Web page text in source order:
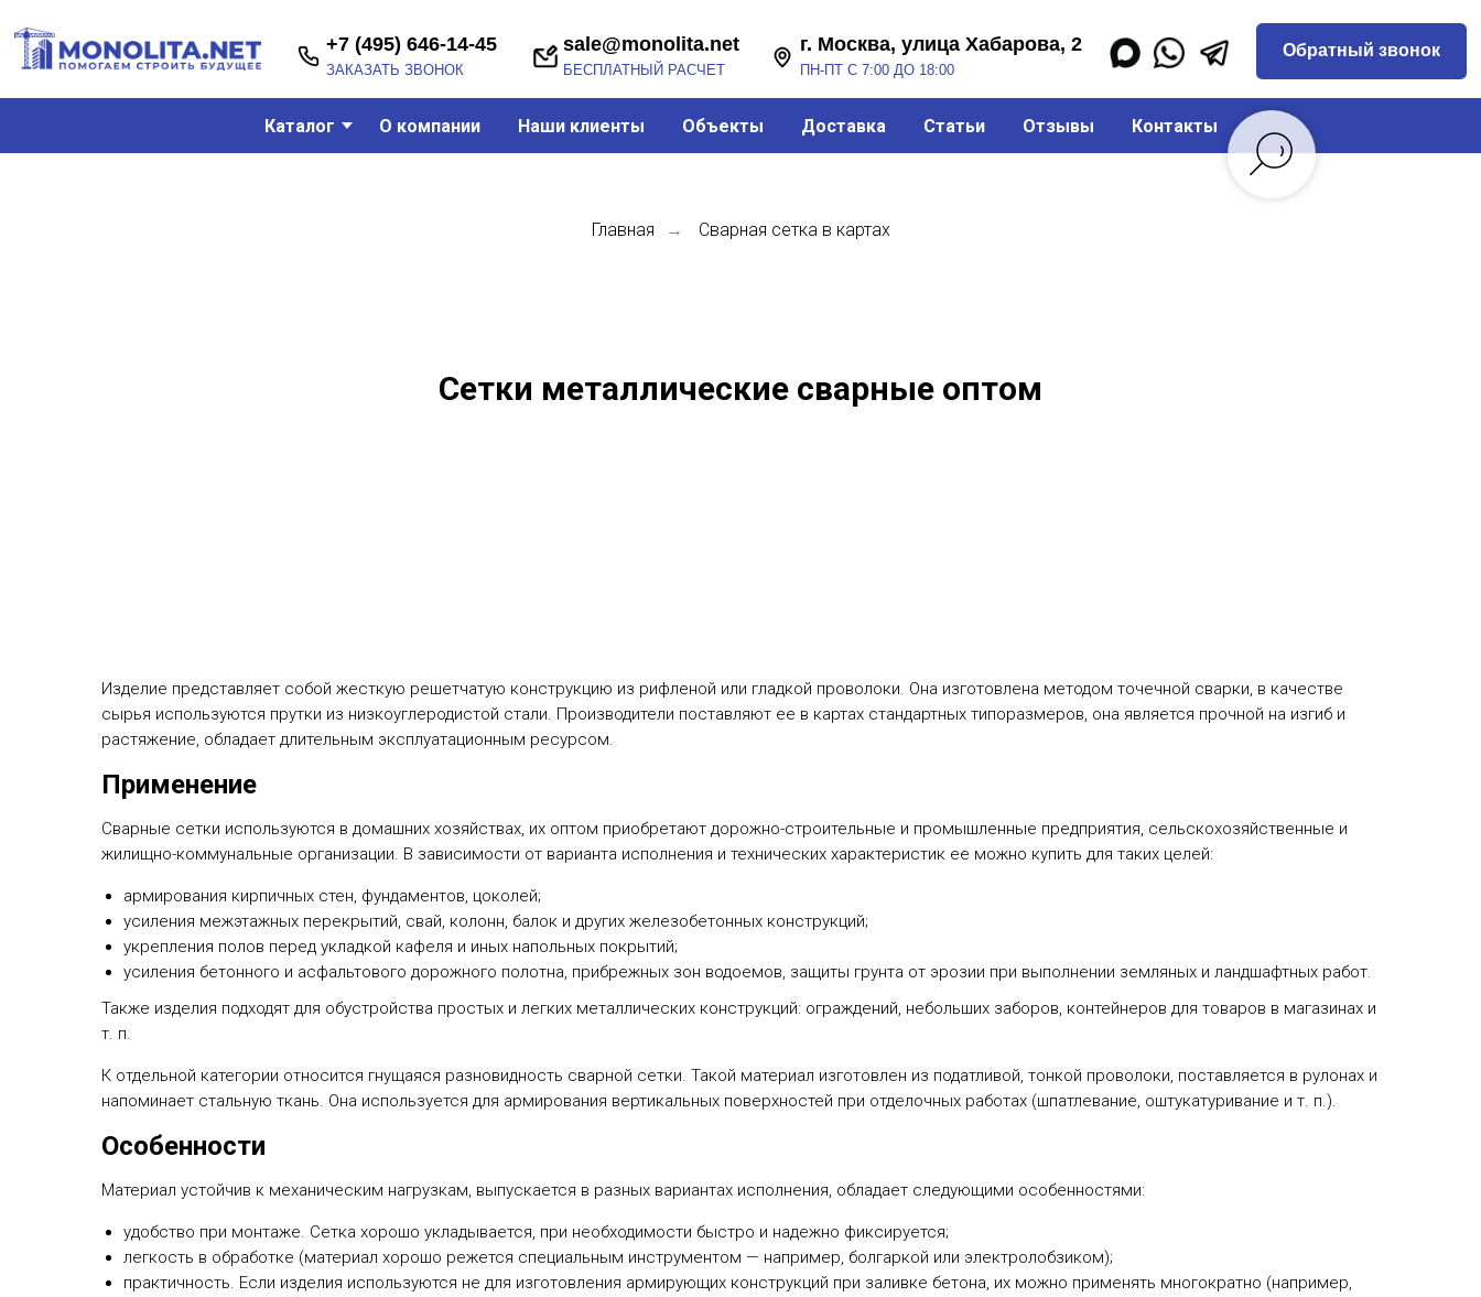
г. Москва, улица Хабарова, 2 Обратный звонок
ПН-ПТ С 7:00 ДО 18:00
+7 (495) 646-14-45
ЗАКАЗАТЬ ЗВОНОК БЕСПЛАТНЫЙ РАСЧЕТ
sale@monolita.net
Каталог О компании Наши клиенты Объекты Доставка Статьи Отзывы Контакты
Главная → Сварная сетка в картах
Сетки металлические сварные оптом
Изделие представляет собой жесткую решетчатую конструкцию из рифленой или гладкой проволоки. Она изготовлена методом точечной сварки, в качестве
сырья используются прутки из низкоуглеродистой стали. Производители поставляют ее в картах стандартных типоразмеров, она является прочной на изгиб и
растяжение, обладает длительным эксплуатационным ресурсом.
Применение
Сварные сетки используются в домашних хозяйствах, их оптом приобретают дорожно-строительные и промышленные предприятия, сельскохозяйственные и
жилищно-коммунальные организации. В зависимости от варианта исполнения и технических характеристик ее можно купить для таких целей:
армирования кирпичных стен, фундаментов, цоколей;
усиления межэтажных перекрытий, свай, колонн, балок и других железобетонных конструкций;
укрепления полов перед укладкой кафеля и иных напольных покрытий;
усиления бетонного и асфальтового дорожного полотна, прибрежных зон водоемов, защиты грунта от эрозии при выполнении земляных и ландшафтных работ.
Также изделия подходят для обустройства простых и легких металлических конструкций: ограждений, небольших заборов, контейнеров для товаров в магазинах и
т. п.
К отдельной категории относится гнущаяся разновидность сварной сетки. Такой материал изготовлен из податливой, тонкой проволоки, поставляется в рулонах и
напоминает стальную ткань. Она используется для армирования вертикальных поверхностей при отделочных работах (шпатлевание, оштукатуривание и т. п.).
Особенности
Материал устойчив к механическим нагрузкам, выпускается в разных вариантах исполнения, обладает следующими особенностями:
удобство при монтаже. Сетка хорошо укладывается, при необходимости быстро и надежно фиксируется;
легкость в обработке (материал хорошо режется специальным инструментом — например, болгаркой или электролобзиком);
практичность. Если изделия используются не для изготовления армирующих конструкций при заливке бетона, их можно применять многократно (например,